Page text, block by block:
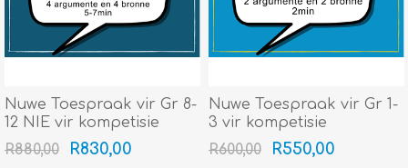
Nuwe Toespraak vir Gr 8-
12 NIE vir kompetisie
doeleindes nie (4
argumente en 4 bronne:
R880,00 R830,00
Nuwe Toespraak vir Gr 1-
3 vir kompetisie
doeleindes (2 argumente
en 2 bronne: 2min) -
R600,00 R550,00